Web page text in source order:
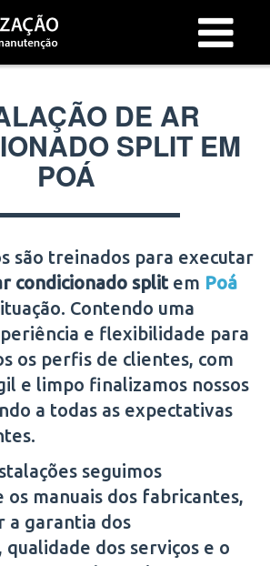
Menu
DE AR
SPLIT EM
POÁ
são treinados para executar
condicionado splitem Poá
Contendo uma
e flexibilidade para
os perfis de clientes, com
e limpo finalizamos nossos
a todas as expectativas
seguimos
manuais dos fabricantes,
a garantia dos
dos serviços e o